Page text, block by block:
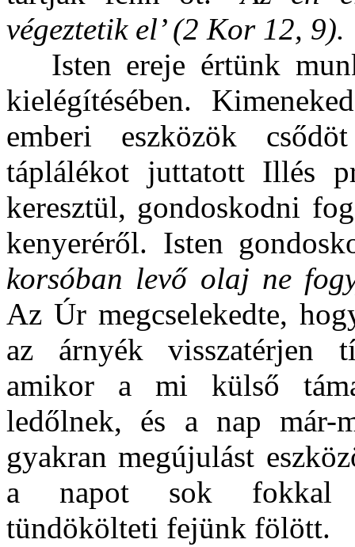
végeztetik el’ (2 Kor 12, 9).
Isten ereje értünk
kielégítésében.
emberi eszközök
táplálékot juttatott Illés
keresztül, gondoskodni
kenyeréről. Isten
korsóban levő olaj ne
Az Úr megcselekedte,
az árnyék visszatérjen
amikor a mi külső
ledőlnek, és a nap már-
gyakran megújulást
a napot sok fokkal
tündökölteti fejünk fölött.